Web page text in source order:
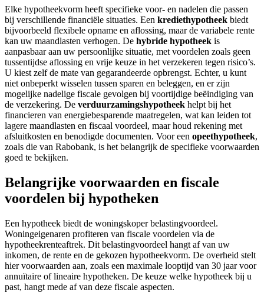
Elke hypotheekvorm heeft specifieke voor- en nadelen die passen
bij verschillende financiële situaties. Een krediethypotheek biedt
bijvoorbeeld flexibele opname en aflossing, maar de variabele rente
kan uw maandlasten verhogen. De hybride hypotheek is
aanpasbaar aan uw persoonlijke situatie, met voordelen zoals geen
tussentijdse aflossing en vrije keuze in het verzekeren tegen risico’s.
U kiest zelf de mate van gegarandeerde opbrengst. Echter, u kunt
niet onbeperkt wisselen tussen sparen en beleggen, en er zijn
mogelijke nadelige fiscale gevolgen bij voortijdige beëindiging van
de verzekering. De verduurzamingshypotheek helpt bij het
financieren van energiebesparende maatregelen, wat kan leiden tot
lagere maandlasten en fiscaal voordeel, maar houd rekening met
afsluitkosten en benodigde documenten. Voor een opeethypotheek,
zoals die van Rabobank, is het belangrijk de specifieke voorwaarden
goed te bekijken.
Belangrijke voorwaarden en fiscale
voordelen bij hypotheken
Een hypotheek biedt de woningskoper belastingvoordeel.
Woningeigenaren profiteren van fiscale voordelen via de
hypotheekrenteaftrek. Dit belastingvoordeel hangt af van uw
inkomen, de rente en de gekozen hypotheekvorm. De overheid stelt
hier voorwaarden aan, zoals een maximale looptijd van 30 jaar voor
annuïtaire of lineaire hypotheken. De keuze welke hypotheek bij u
past, hangt mede af van deze fiscale aspecten.